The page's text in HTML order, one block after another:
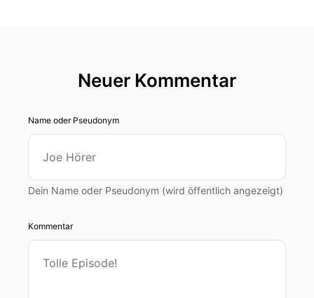
Neuer Kommentar
Name oder Pseudonym
Dein Name oder Pseudonym (wird öffentlich angezeigt)
Kommentar